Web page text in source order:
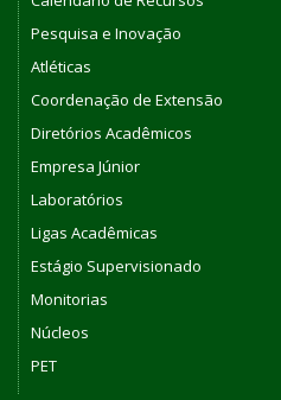
Pesquisa e Inovação
Atléticas
Coordenação de Extensão
Diretórios Acadêmicos
Empresa Júnior
Laboratórios
Ligas Acadêmicas
Estágio Supervisionado
Monitorias
Núcleos
PET